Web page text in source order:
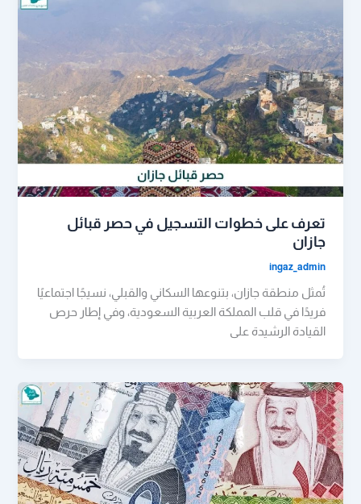
تعرف على خطوات التسجيل في حصر قبائل
جازان
ingaz_admin
تُمثل منطقة جازان، بتنوعها السكاني والقبلي، نسيجًا اجتماعيًا
فريدًا في قلب المملكة العربية السعودية، وفي إطار حرص
القيادة الرشيدة على